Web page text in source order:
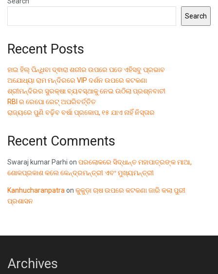
Search
Recent Posts
ହାଇ ହିଲ୍ ପିନ୍ଧିବା ଦ୍ଵାରା ଶରୀର ଉପରେ ପଡେ ଏହିସବୁ ପ୍ରଭାବ
ଅଯୋଧ୍ୟା ରାମ ମନ୍ଦିରରେ VIP ଦର୍ଶନ ଉପରେ କଟକଣା
ଶ୍ରୀମନ୍ଦିରର ସୁରକ୍ଷା ବ୍ୟବସ୍ଥାକୁ ନେଇ ଉଠିଲା ପ୍ରଶ୍ନବାଚୀ
RBI ର ରେପୋ ରେଟ୍ ଅପରିବର୍ତ୍ତିତ
ରାଜ୍ୟରେ ପୁଣି ବଢ଼ିବ ବର୍ଷା ପ୍ରକୋପ, ୧୫ ଯାଏ ନାହିଁ ନିସ୍ତାର
Recent Comments
Swaraj kumar Parhi on ପରଲୋକରେ ସିଦ୍ଧାନ୍ତ ମହାପାତ୍ରଙ୍କ ମାଆ,
ଶୋକପ୍ରକାଶ କଲେ କେନ୍ଦ୍ରମନ୍ତ୍ରୀ ଏବଂ ମୁଖ୍ୟମନ୍ତ୍ରୀ
Kanhucharanpatra on କୁକୁଡ଼ା ଚାଷ ଉପରେ କଟକଣା ଜାରି କଲା ପୁରୀ
ପ୍ରଶାସନ
Archives